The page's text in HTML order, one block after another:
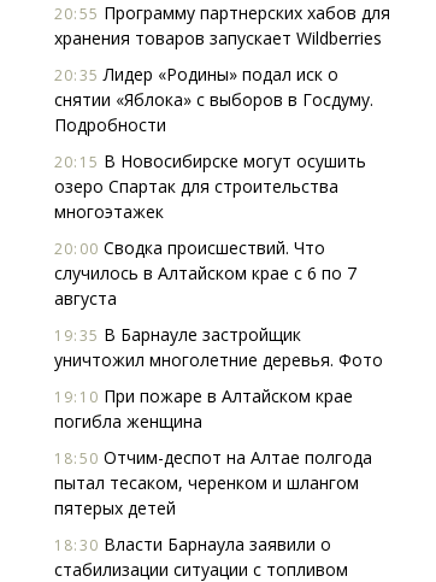
20:55 Программу партнерских хабов для
хранения товаров запускает Wildberries
20:35 Лидер «Родины» подал иск о
снятии «Яблока» с выборов в Госдуму.
Подробности
20:15 В Новосибирске могут осушить
озеро Спартак для строительства
многоэтажек
20:00 Сводка происшествий. Что
случилось в Алтайском крае с 6 по 7
августа
19:35 В Барнауле застройщик
уничтожил многолетние деревья. Фото
19:10 При пожаре в Алтайском крае
погибла женщина
18:50 Отчим-деспот на Алтае полгода
пытал тесаком, черенком и шлангом
пятерых детей
18:30 Власти Барнаула заявили о
стабилизации ситуации с топливом